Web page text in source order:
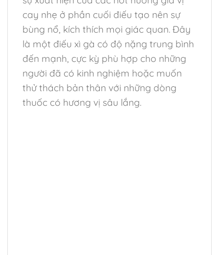
cay nhẹ ở phần cuối điếu tạo nên sự
bùng nổ, kích thích mọi giác quan. Đây
là một điếu xì gà có độ nặng trung bình
đến mạnh, cực kỳ phù hợp cho những
người đã có kinh nghiệm hoặc muốn
thử thách bản thân với những dòng
thuốc có hương vị sâu lắng.